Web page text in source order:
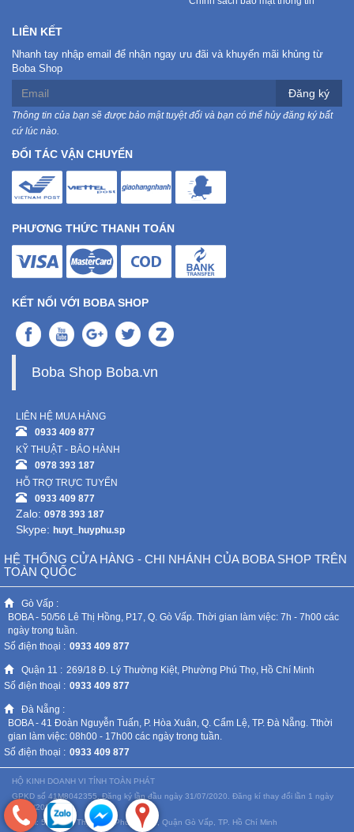
LIÊN KẾT
Nhanh tay nhập email để nhận ngay ưu đãi và khuyến mãi khủng từ
Boba Shop
Đăng ký
Thông tin của bạn sẽ được bảo mật tuyệt đối và bạn có thể hủy đăng ký bất
cứ lúc nào.
ĐỐI TÁC VẬN CHUYỂN
PHƯƠNG THỨC THANH TOÁN
KẾT NỐI VỚI BOBA SHOP
Boba Shop Boba.vn
LIÊN HỆ MUA HÀNG
0933 409 877
KỸ THUẬT - BẢO HÀNH
0978 393 187
HỖ TRỢ TRỰC TUYẾN
0933 409 877
Zalo: 0978 393 187
Skype: huyt_huyphu.sp
HỆ THỐNG CỬA HÀNG - CHI NHÁNH CỦA BOBA SHOP TRÊN
TOÀN QUỐC
Gò Vấp :
BOBA - 50/56 Lê Thị Hồng, P17, Q. Gò Vấp. Thời gian làm việc: 7h - 7h00 các
ngày trong tuần.
Số điện thoại : 0933 409 877
Quận 11 : 269/18 Đ. Lý Thường Kiệt, Phường Phú Thọ, Hồ Chí Minh
Số điện thoại : 0933 409 877
Đà Nẵng :
BOBA - 41 Đoàn Nguyễn Tuấn, P. Hòa Xuân, Q. Cẩm Lệ, TP. Đà Nẵng. Tthời
gian làm việc: 08h00 - 17h00 các ngày trong tuần.
Số điện thoại : 0933 409 877
HỘ KINH DOANH VI TÍNH TOÀN PHÁT
GPKD số 41M8042355. Đăng ký lần đầu ngày 31/07/2020. Đăng kí thay đổi lần 1 ngày
07/06/2022
Địa chỉ: 50/56 Lê Thị Hồng, Phường 17, Quận Gò Vấp, TP. Hồ Chí Minh